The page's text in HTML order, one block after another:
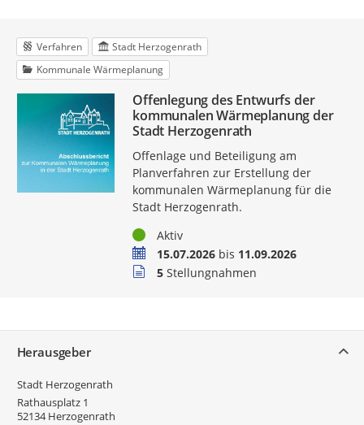
Verfahren
Stadt Herzogenrath
Kommunale Wärmeplanung
Offenlegung des Entwurfs der
kommunalen Wärmeplanung der
Stadt Herzogenrath
Offenlage und Beteiligung am
Planverfahren zur Erstellung der
kommunalen Wärmeplanung für die
Stadt Herzogenrath.
StatusAktiv
Zeitraum15.07.2026bis 11.09.2026
Stellungnahmen
5Stellungnahmen
Herausgeber
Stadt Herzogenrath
Rathausplatz 1
52134 Herzogenrath